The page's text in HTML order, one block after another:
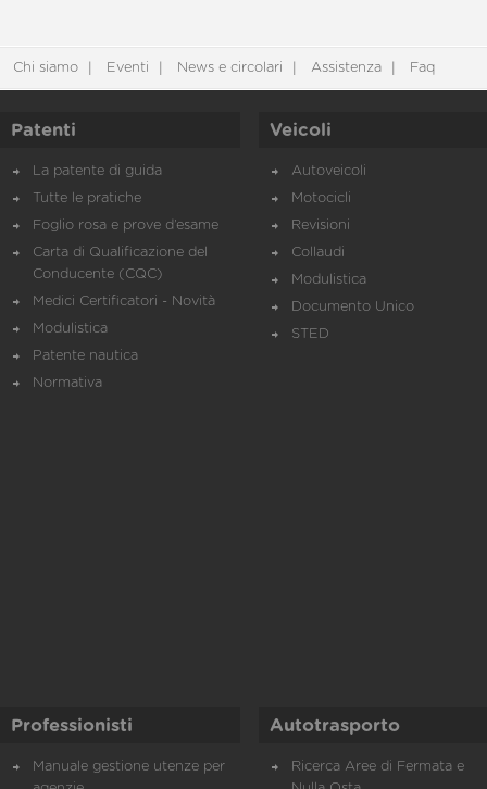
Chi siamo Eventi News e circolari Assistenza Faq
Patenti
La patente di guida
Tutte le pratiche
Foglio rosa e prove d’esame
Carta di Qualificazione del
Conducente (CQC)
Medici Certificatori - Novità
Modulistica
Patente nautica
Normativa
Veicoli
Autoveicoli
Motocicli
Revisioni
Collaudi
Modulistica
Documento Unico
STED
Professionisti
Manuale gestione utenze per
Autotrasporto
Ricerca Aree di Fermata e